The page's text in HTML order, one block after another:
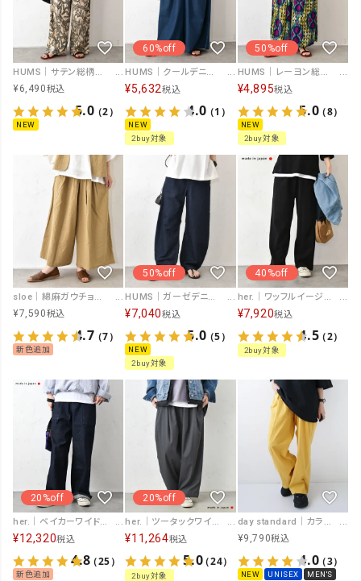
HUMS｜サテン総柄パンツ [[WFH5192]][C]
¥6,490税込
5.0（2）
NEW
60%off
HUMS｜クールデニムフレアパンツ [[SAT-0043]][C]
¥5,632税込
4.0（1）
NEW
2buy対象
50%off
HUMS｜レーヨン総柄パンツ [[HI-202602]][C]
¥4,895税込
5.0（8）
NEW
2buy対象
sloe｜綿麻ガウチョパンツ [[8803880]][C]
¥7,590税込
4.7（7）
新色追加
50%off
HUMS｜ガーゼデニムカーブパンツ [[SAT-0040]][C]
¥7,040税込
5.0（5）
NEW
2buy対象
40%off
her.｜ワッフルイージー パンツ [[MTAH503-0811/PANTS]][C]
¥7,920税込
4.5（2）
2buy対象
20%off
¥12,320税込
4.8（25）
新色追加
20%off
¥11,264税込
5.0（24）
2buy対象
¥9,790税込
4.0（3）
NEW UNISEX MEN'S